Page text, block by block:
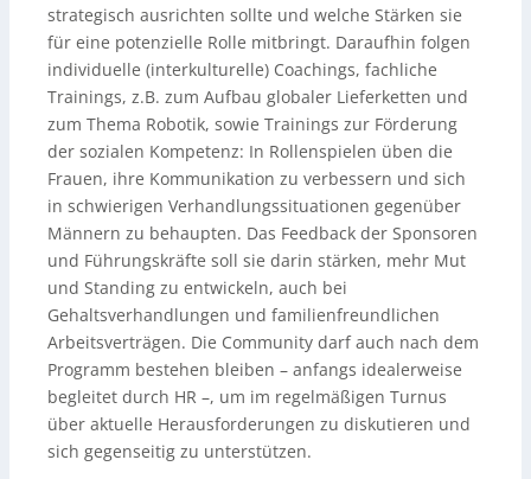
strategisch ausrichten sollte und welche Stärken sie
für eine potenzielle Rolle mitbringt. Daraufhin folgen
individuelle (interkulturelle) Coachings, fachliche
Trainings, z.B. zum Aufbau globaler Lieferketten und
zum Thema Robotik, sowie Trainings zur Förderung
der sozialen Kompetenz: In Rollenspielen üben die
Frauen, ihre Kommunikation zu verbessern und sich
in schwierigen Verhandlungssituationen gegenüber
Männern zu behaupten. Das Feedback der Sponsoren
und Führungskräfte soll sie darin stärken, mehr Mut
und Standing zu entwickeln, auch bei
Gehaltsverhandlungen und familienfreundlichen
Arbeitsverträgen. Die Community darf auch nach dem
Programm bestehen bleiben – anfangs idealerweise
begleitet durch HR –, um im regelmäßigen Turnus
über aktuelle Herausforderungen zu diskutieren und
sich gegenseitig zu unterstützen.